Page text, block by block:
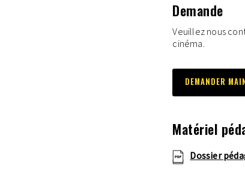
Demande
Veuillez nous
cinéma.
DEMANDER
Matériel
Dossier